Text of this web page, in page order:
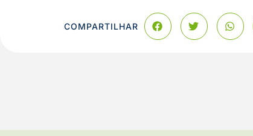
COMPARTILHAR